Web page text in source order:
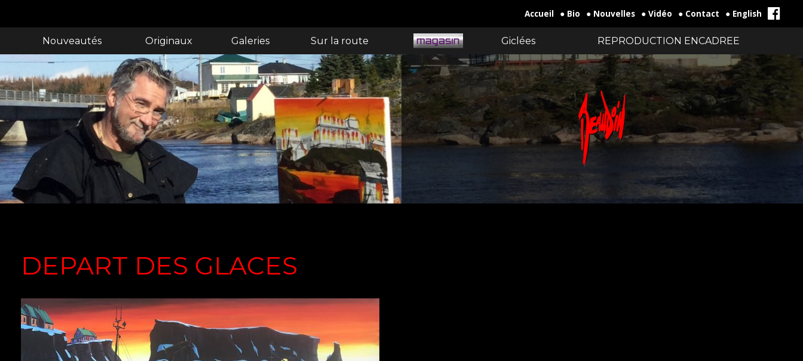
Accueil ● Bio ● Nouvelles ● Vidéo ● Contact ● English
Nouveautés Originaux Galeries Sur la route Giclées REPRODUCTION ENCADREE
DEPART DES GLACES